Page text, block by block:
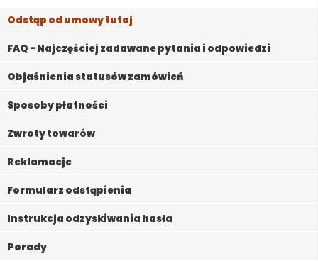
Odstąp od umowy tutaj
FAQ - Najczęściej zadawane pytania i odpowiedzi
Objaśnienia statusów zamówień
Sposoby płatności
Zwroty towarów
Reklamacje
Formularz odstąpienia
Instrukcja odzyskiwania hasła
Porady